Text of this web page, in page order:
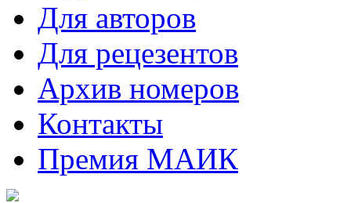
Для авторов
Для рецезентов
Архив номеров
Контакты
Премия МАИК